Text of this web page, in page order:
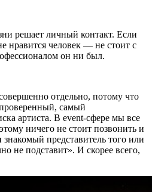
решает личный контакт. Если
нравится человек — не стоит с
он ни был.
отдельно, потому что
самый
артиста. В event-сфере мы все
ничего не стоит позвонить и
знакомый представитель того или
не подставит». И скорее всего,